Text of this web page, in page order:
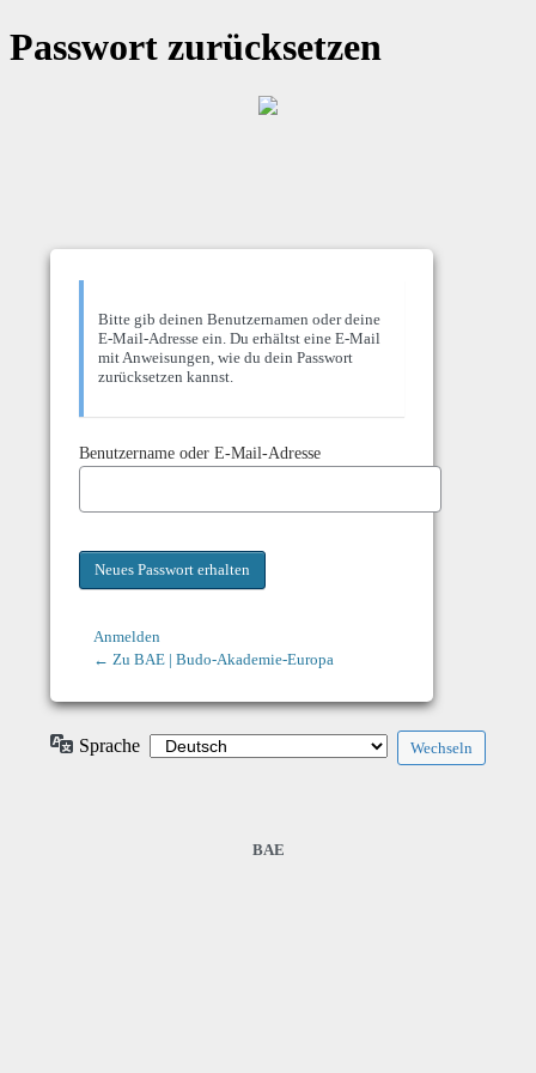
Passwort zurücksetzen
Bitte gib deinen Benutzernamen oder deine
E-Mail-Adresse ein. Du erhältst eine E-Mail
mit Anweisungen, wie du dein Passwort
zurücksetzen kannst.
Benutzername oder E-Mail-Adresse
Anmelden
← Zu BAE | Budo-Akademie-Europa
Sprache
BAE